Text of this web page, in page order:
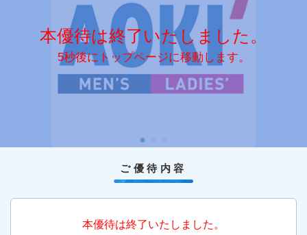
本優待は終了いたしました。
5秒後にトップページに移動します。
ご優待内容
本優待は終了いたしました。